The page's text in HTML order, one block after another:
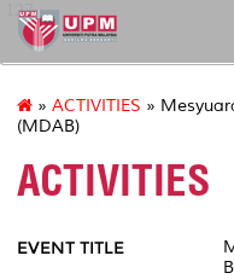
127
» ACTIVITIES »
(MDAB)
ACTIVITIES
EVENT TITLE